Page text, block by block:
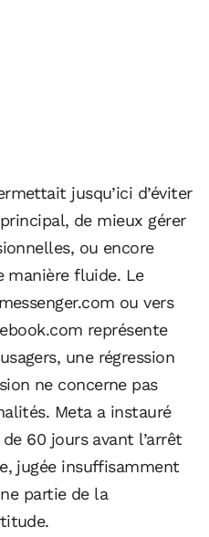
jusqu’ici d’éviter
de mieux gérer
ou encore
manière fluide. Le
ou vers
représente
une régression
ne concerne pas
Meta a instauré
60 jours avant l’arrêt
jugée insuffisamment
partie de la